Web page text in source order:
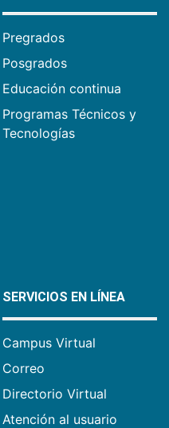
Pregrados
Posgrados
Educación continua
Programas Técnicos y
Tecnologías
SERVICIOS EN LÍNEA
Campus Virtual
Correo
Directorio Virtual
Atención al usuario